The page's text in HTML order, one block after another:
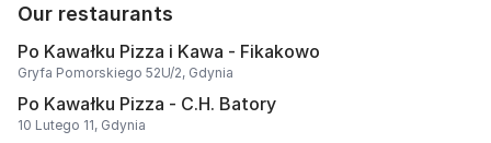
Our restaurants
Po Kawałku Pizza i Kawa - Fikakowo
Gryfa Pomorskiego 52U/2, Gdynia
Po Kawałku Pizza - C.H. Batory
10 Lutego 11, Gdynia